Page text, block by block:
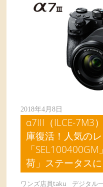
2018年4月8日
α7III（ILCE-7M3
庫復活！人気の
「
荷」ステータスに
ワンズ店員taku デジタル